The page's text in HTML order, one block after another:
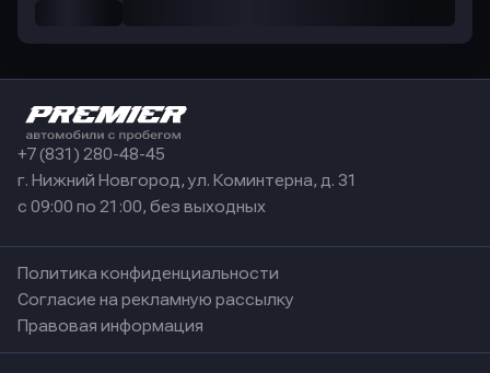
+7 (831) 280-48-45
г. Нижний Новгород, ул. Коминтерна, д. 31
с 09:00 по 21:00, без выходных
Политика конфиденциальности
Согласие на рекламную рассылку
Правовая информация